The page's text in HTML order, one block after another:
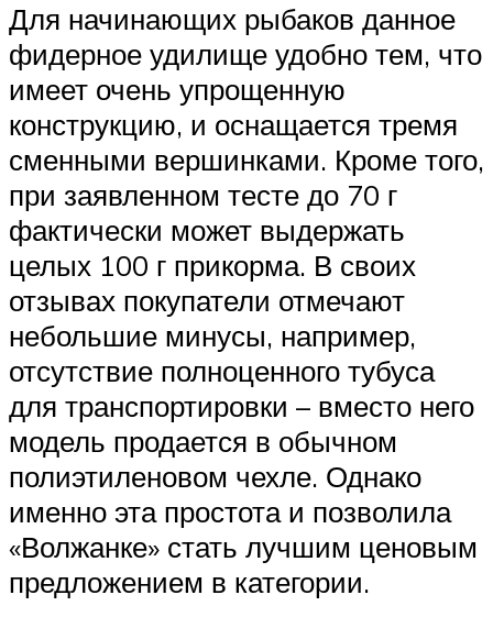
Для начинающих рыбаков данное
фидерное удилище удобно тем, что
имеет очень упрощенную
конструкцию, и оснащается тремя
сменными вершинками. Кроме того,
при заявленном тесте до 70 г
фактически может выдержать
целых 100 г прикорма. В своих
отзывах покупатели отмечают
небольшие минусы, например,
отсутствие полноценного тубуса
для транспортировки – вместо него
модель продается в обычном
полиэтиленовом чехле. Однако
именно эта простота и позволила
«Волжанке» стать лучшим ценовым
предложением в категории.